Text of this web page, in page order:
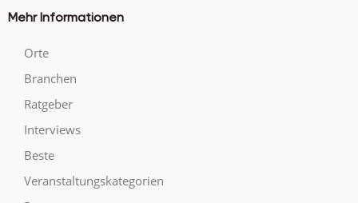
Mehr Informationen
Orte
Branchen
Ratgeber
Interviews
Beste
Veranstaltungskategorien